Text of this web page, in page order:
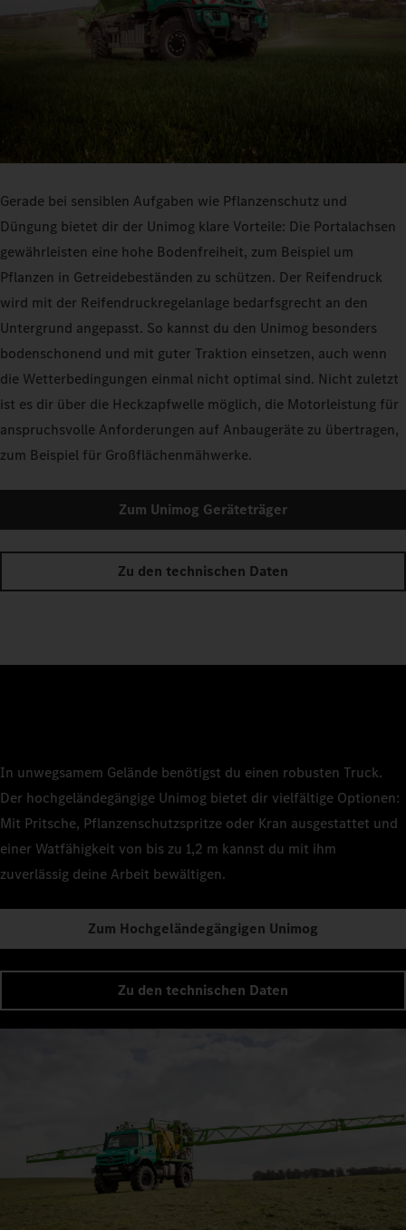
Gerade bei sensiblen Aufgaben wie Pflanzenschutz und
Düngung bietet dir der Unimog klare Vorteile: Die Portalachsen
gewährleisten eine hohe Bodenfreiheit, zum Beispiel um
Pflanzen in Getreidebeständen zu schützen. Der Reifendruck
wird mit der Reifendruckregelanlage bedarfsgrecht an den
Untergrund angepasst. So kannst du den Unimog besonders
bodenschonend und mit guter Traktion einsetzen, auch wenn
die Wetterbedingungen einmal nicht optimal sind. Nicht zuletzt
ist es dir über die Heckzapfwelle möglich, die Motorleistung für
anspruchsvolle Anforderungen auf Anbaugeräte zu übertragen,
zum Beispiel für Großflächenmähwerke.
Zum Unimog Geräteträger
Zu den technischen Daten
In unwegsamem Gelände benötigst du einen robusten Truck.
Der hochgeländegängige Unimog bietet dir vielfältige Optionen:
Mit Pritsche, Pflanzenschutzspritze oder Kran ausgestattet und
einer Watfähigkeit von bis zu 1,2 m kannst du mit ihm
zuverlässig deine Arbeit bewältigen.
Zum Hochgeländegängigen Unimog
Zu den technischen Daten